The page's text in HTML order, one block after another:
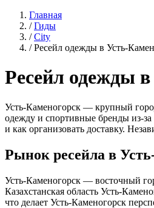
Главная
/ Гиды
/ City
/ Ресейл одежды в Усть-
Ресейл одежды
Усть-Каменогорск — крупный
одежду и спортивные бренды из-
и как организовать доставку.
Рынок ресейла в
Усть-Каменогорск — восточный
Казахстанская область Усть-
что делает Усть-Каменогорск